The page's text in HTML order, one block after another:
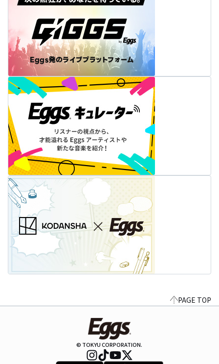
PAGE TOP
© TOKYU CORPORATION.